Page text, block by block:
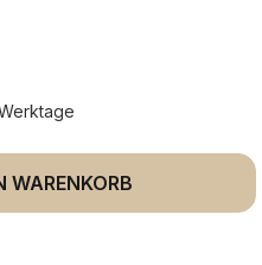
gewünschten
WARENKORB